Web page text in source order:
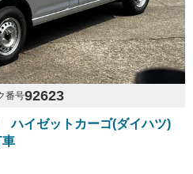
番号92623
イゼットカーゴ(ダイハツ)
車